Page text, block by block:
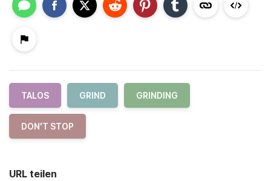
TALOS GRIND GRINDING
DON'T STOP
URL teilen